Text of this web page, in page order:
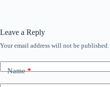
Leave a Reply
Your email address will not be published.
Name*